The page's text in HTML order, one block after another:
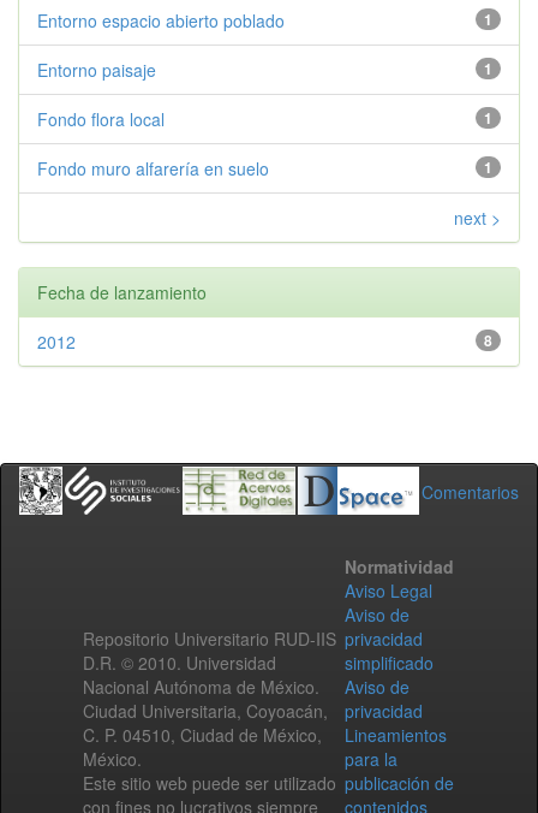
1
Entorno espacio abierto poblado
1
Entorno paisaje
1
Fondo flora local
1
Fondo muro alfarería en suelo
next >
Fecha de lanzamiento
8
2012
Comentarios
Repositorio Universitario RUD-IIS
D.R. © 2010. Universidad
Nacional Autónoma de México.
Ciudad Universitaria, Coyoacán,
C. P. 04510, Ciudad de México,
México.
Este sitio web puede ser utilizado
con fines no lucrativos siempre
Normatividad
Aviso Legal
Aviso de
privacidad
simplificado
Aviso de
privacidad
Lineamientos
para la
publicación de
contenidos